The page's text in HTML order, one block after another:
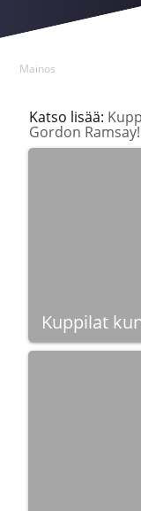
Mainos
Katso lisää:
Gordon Ramsay!
Kuppilat